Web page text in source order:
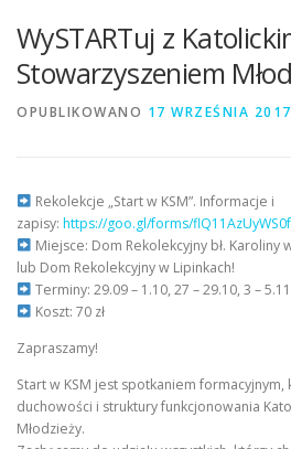
WySTARTuj z
Stowarzyszeniem
OPUBLIKOWANO 17 WRZEŚNIA 2017
Rekolekcje „Start w KSM”. Informacje i
zapisy: https://goo.gl/forms/
Miejsce: Dom Rekolekcyjny bł. Karoliny
lub Dom Rekolekcyjny w Lipinkach!
Terminy: 29.09 – 1.10, 27 – 29.10, 3 –
Koszt: 70 zł
Zapraszamy!
Start w KSM jest spotkaniem
duchowości i struktury funkcjonowania
Młodzieży.